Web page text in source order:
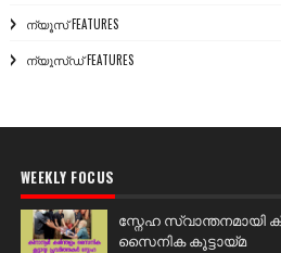
ന്യൂസ് FEATURES
ന്യൂസ്ഡ് FEATURES
WEEKLY FOCUS
സ്നേഹ സ്വാന്തനമായി
സൈനിക കൂട്ടായ്മ